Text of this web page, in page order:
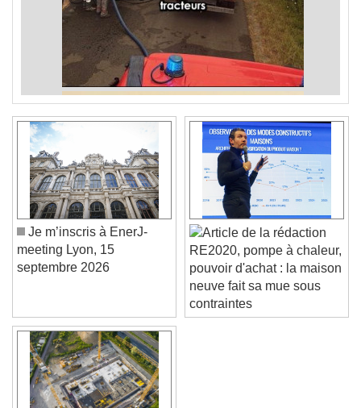
Je m’inscris à EnerJ-
meeting Lyon, 15
RE2020, pompe à chaleur,
pouvoir d'achat : la maison
neuve fait sa mue sous
contraintes